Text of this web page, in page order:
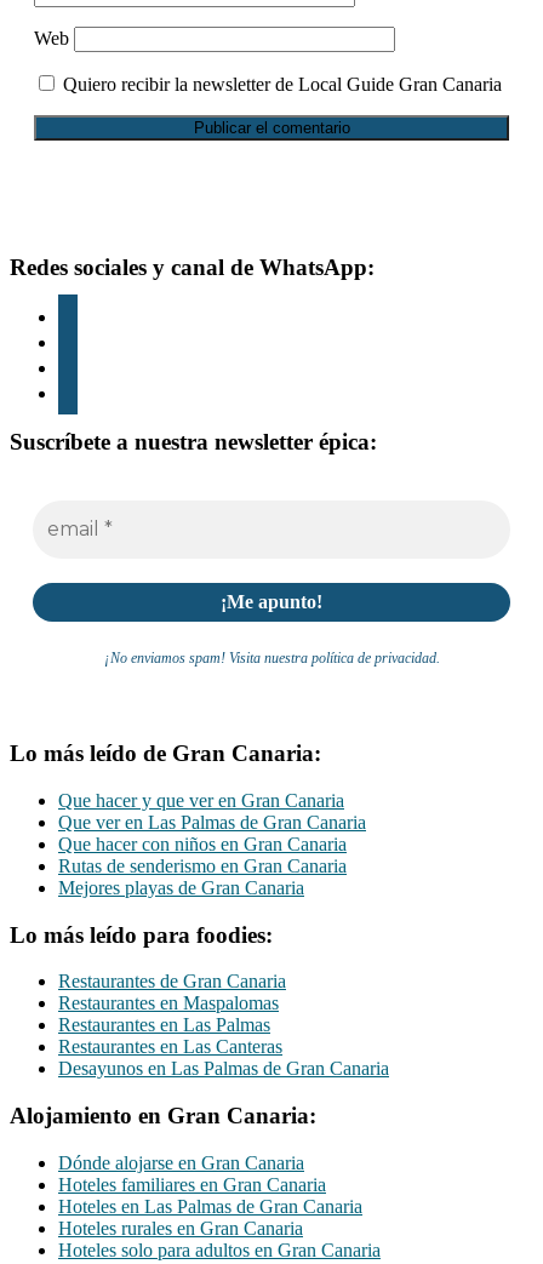
Web
Quiero recibir la newsletter de Local Guide Gran Canaria
Footer
Redes sociales y canal de WhatsApp:
Suscríbete a nuestra newsletter épica:
¡No enviamos spam! Visita nuestra política de privacidad.
Lo más leído de Gran Canaria:
Que hacer y que ver en Gran Canaria
Que ver en Las Palmas de Gran Canaria
Que hacer con niños en Gran Canaria
Rutas de senderismo en Gran Canaria
Mejores playas de Gran Canaria
Lo más leído para foodies:
Restaurantes de Gran Canaria
Restaurantes en Maspalomas
Restaurantes en Las Palmas
Restaurantes en Las Canteras
Desayunos en Las Palmas de Gran Canaria
Alojamiento en Gran Canaria:
Dónde alojarse en Gran Canaria
Hoteles familiares en Gran Canaria
Hoteles en Las Palmas de Gran Canaria
Hoteles rurales en Gran Canaria
Hoteles solo para adultos en Gran Canaria